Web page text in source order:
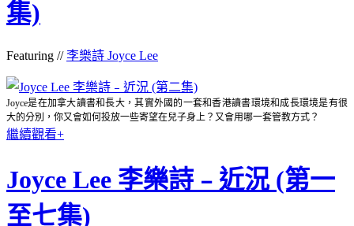
集)
Featuring //李樂詩 Joyce Lee
Joyce是在加拿大讀書和長大，其實外國的一套和香港讀書環境和成長環境是有很
大的分別，你又會如何投放一些寄望在兒子身上？又會用哪一套管教方式？
繼續觀看+
Joyce Lee 李樂詩﹣近況 (第一
至七集)